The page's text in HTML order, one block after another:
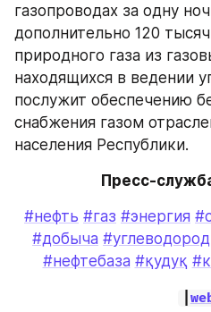
газопроводах за одну
дополнительно 120
природного газа из
находящихся в ведении
послужит обеспечению
снабжения газом
населения Республики.
Пресс-
#нефть #газ #энергия
#добыча #углеводород
#нефтебаза #қудуқ